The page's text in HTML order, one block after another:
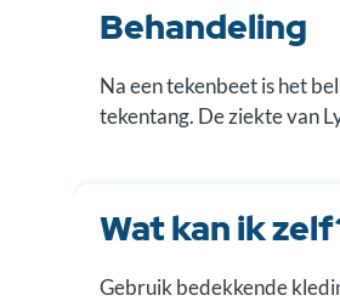
Behandeling
Na een tekenbeet is het
tekentang. De ziekte van
Wat kan ik
Gebruik bedekkende